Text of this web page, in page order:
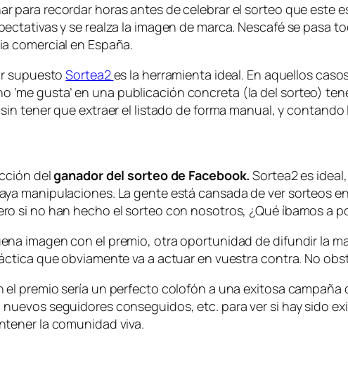
para recordar horas antes de celebrar el sorteo que
y se realza la imagen de marca. Nescafé se pasa
comercial en España.
supuestoSortea2es la herramienta ideal. En aquellos
‘me gusta’ en una publicación concreta (la del sorteo)
tener que extraer el listado de forma manual, y
delganador del sorteo de Facebook. Sortea2 es
manipulaciones. La gente está cansada de ver sorteos
si no han hecho el sorteo con nosotros, ¿Qué íbamos a
imagen con el premio, otra oportunidad de difundir la
que obviamente va a actuar en vuestra contra. No
premio sería un perfecto colofón a una exitosa
seguidores conseguidos, etc. para ver si hay sido
la comunidad viva.